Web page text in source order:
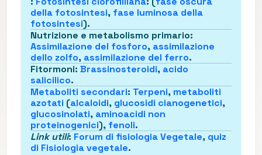
della fotosintesi, fase luminosa della
fotosintesi).
Nutrizione e metabolismo primario:
Assimilazione del fosforo, assimilazione
dello zolfo, assimilazione del ferro.
Fitormoni: Brassinosteroidi, acido
salicilico.
Metaboliti secondari: Terpeni, metaboliti
azotati (alcaloidi, glucosidi cianogenetici,
glucosinolati, aminoacidi non
proteinogenici), fenoli.
Link utili: Forum di fisiologia Vegetale, quiz
di Fisiologia vegetale.